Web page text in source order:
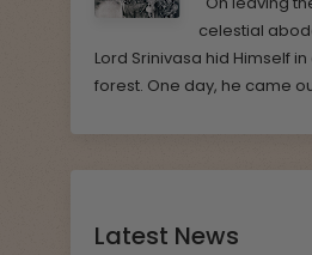
celestial
Lord Srinivasa hid Himself
forest. One day, he came
Latest News